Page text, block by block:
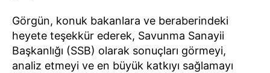
Görgün, konuk bakanlara ve beraberindeki
heyete teşekkür ederek, Savunma Sanayii
Başkanlığı (SSB) olarak sonuçları görmeyi,
analiz etmeyi ve en büyük katkıyı sağlamayı